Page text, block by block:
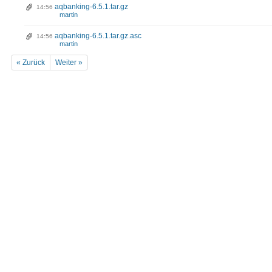
14:56 aqbanking-6.5.1.tar.gz
martin
14:56 aqbanking-6.5.1.tar.gz.asc
martin
« Zurück Weiter »